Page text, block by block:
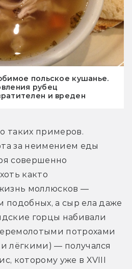
польское кушанье.
рубец
и вреден
таких примеров.
за неимением еды
совершенно
както
моллюсков —
а сыр ела даже
горцы набивали
потрохами
лёгкими) — получался
которому уже в XVIII